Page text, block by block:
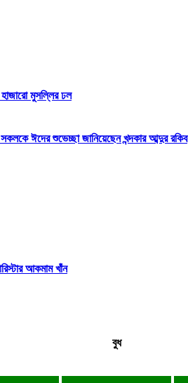
মুসল্লির ঢল
ঈদের শুভেচ্ছা জানিয়েছেন খন্দকার আব্দুর রকিব
আকমাম খাঁন
বুধ